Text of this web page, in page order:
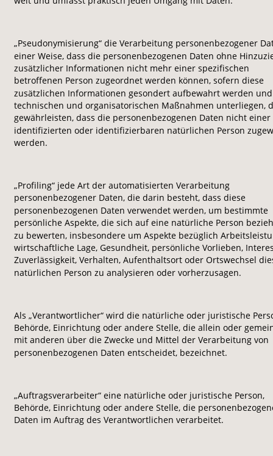
„Pseudonymisierung“ die Verarbeitung personenbezogener
einer Weise, dass die personenbezogenen Daten ohne
zusätzlicher Informationen nicht mehr einer spezifischen
betroffenen Person zugeordnet werden können, sofern diese
zusätzlichen Informationen gesondert aufbewahrt werden
technischen und organisatorischen Maßnahmen unterliegen,
gewährleisten, dass die personenbezogenen Daten nicht einer
identifizierten oder identifizierbaren natürlichen Person
werden.
„Profiling“ jede Art der automatisierten Verarbeitung
personenbezogener Daten, die darin besteht, dass diese
personenbezogenen Daten verwendet werden, um bestimmte
persönliche Aspekte, die sich auf eine natürliche Person
zu bewerten, insbesondere um Aspekte bezüglich
wirtschaftliche Lage, Gesundheit, persönliche Vorlieben,
Zuverlässigkeit, Verhalten, Aufenthaltsort oder Ortswechsel
natürlichen Person zu analysieren oder vorherzusagen.
Als „Verantwortlicher“ wird die natürliche oder juristische
Behörde, Einrichtung oder andere Stelle, die allein oder
mit anderen über die Zwecke und Mittel der Verarbeitung von
personenbezogenen Daten entscheidet, bezeichnet.
„Auftragsverarbeiter“ eine natürliche oder juristische Person,
Behörde, Einrichtung oder andere Stelle, die
Daten im Auftrag des Verantwortlichen verarbeitet.